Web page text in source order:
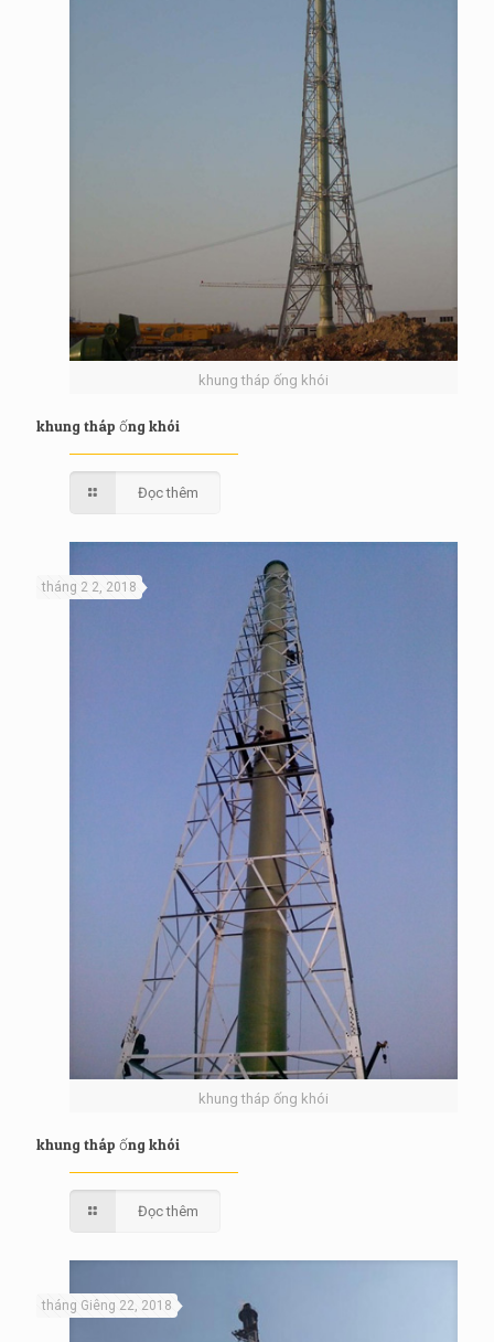
khung tháp ống khói
khung tháp ống khói
Đọc thêm
khung tháp ống khói
tháng 2 2, 2018
khung tháp ống khói
Đọc thêm
tháng Giêng 22, 2018